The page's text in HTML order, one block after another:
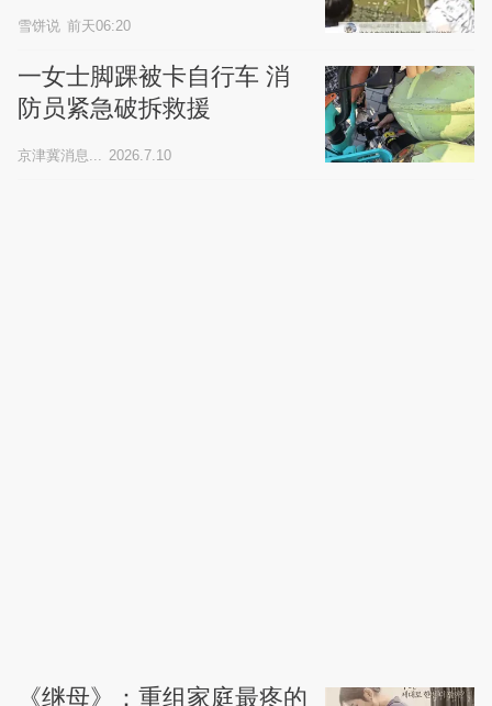
雪饼说 前天06:20
一女士脚踝被卡自行车 消
防员紧急破拆救援
京津冀消息... 2026.7.10
《继母》：重组家庭最疼的